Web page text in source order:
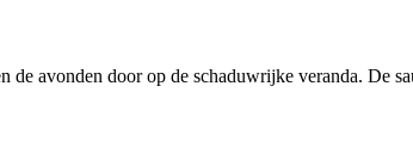
avonden door op de schaduwrijke veranda. De